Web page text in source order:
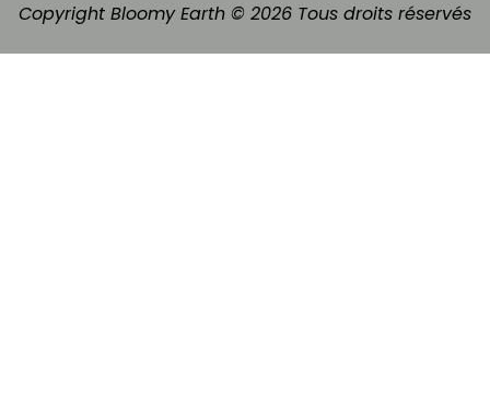
Copyright Bloomy Earth © 2026 Tous droits réservés